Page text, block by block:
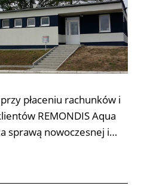
płaceniu rachunków i
REMONDIS Aqua
sprawą nowoczesnej i…